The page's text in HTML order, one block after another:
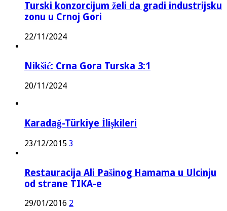
Turski konzorcijum želi da gradi industrijsku
zonu u Crnoj Gori
22/11/2024
Nikšić: Crna Gora Turska 3:1
20/11/2024
Karadağ-Türkiye İlişkileri
23/12/2015 3
Restauracija Ali Pašinog Hamama u Ulcinju
od strane TIKA-e
29/01/2016 2